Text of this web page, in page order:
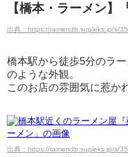
【橋本・ラーメン】
出典：https://ramendb.supleks.jp/s/
橋本駅から徒歩5分のラ
のような外観。
このお店の雰囲気に惹か
出典：https://ramendb.supleks.jp/s/